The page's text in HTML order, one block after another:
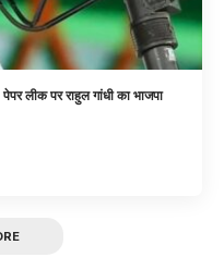
लीक पर राहुल गांधी का भाजपा